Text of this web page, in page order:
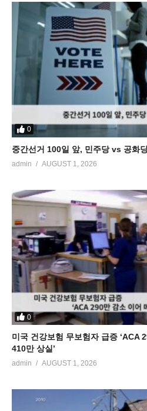
0
중간선거 100일 앞, 민주당 vs 공화
admin AUGUST 1, 2026
0
미국 건강보험 무보험자 급증 ‘ACA
410만 상실’
admin AUGUST 1, 2026